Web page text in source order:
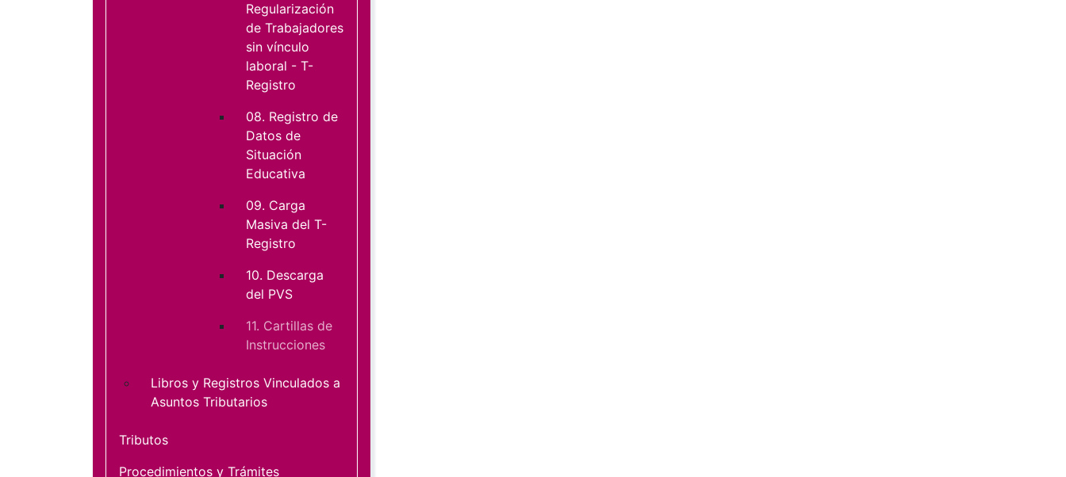
Regularización
de Trabajadores
sin vínculo
laboral - T-
Registro
08. Registro de
Datos de
Situación
Educativa
09. Carga
Masiva del T-
Registro
10. Descarga
del PVS
11. Cartillas de
Instrucciones
Libros y Registros Vinculados a
Asuntos Tributarios
Tributos
Procedimientos y Trámites